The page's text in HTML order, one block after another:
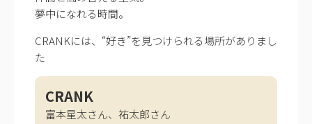
夢中になれる時間。
CRANKには、“好き”を見つけられる場所がありまし
た
CRANK
富本星太さん、祐太郎さん